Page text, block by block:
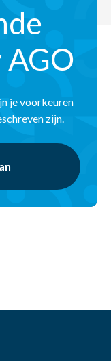
je voorkeuren
zijn.